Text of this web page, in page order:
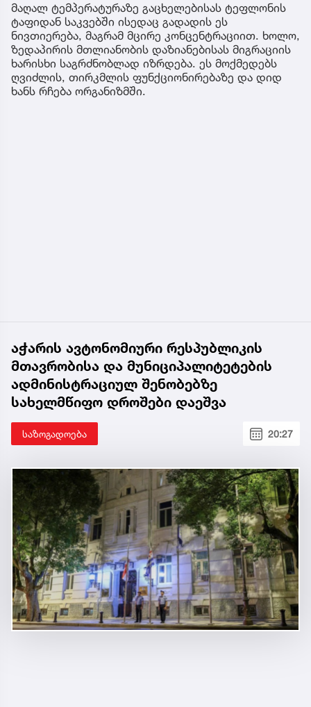
მაღალ ტემპერატურაზე გაცხელებისას ტეფლონის
ტაფიდან საკვებში ისედაც გადადის ეს
ნივთიერება, მაგრამ მცირე კონცენტრაციით. ხოლო,
ზედაპირის მთლიანობის დაზიანებისას მიგრაციის
ხარისხი საგრძნობლად იზრდება. ეს მოქმედებს
ღვიძლის, თირკმლის ფუნქციონირებაზე და დიდ
ხანს რჩება ორგანიზმში.
აჭარის ავტონომიური რესპუბლიკის
მთავრობისა და მუნიციპალიტეტების
ადმინისტრაციულ შენობებზე
სახელმწიფო დროშები დაეშვა
საზოგადოება 20:27